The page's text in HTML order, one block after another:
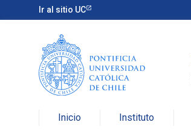
Ir al sitio UC
Inicio Instituto